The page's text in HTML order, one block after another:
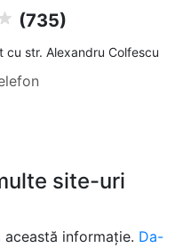
(735)
str. Alexandru Colfescu
site-uri
informație. Da-